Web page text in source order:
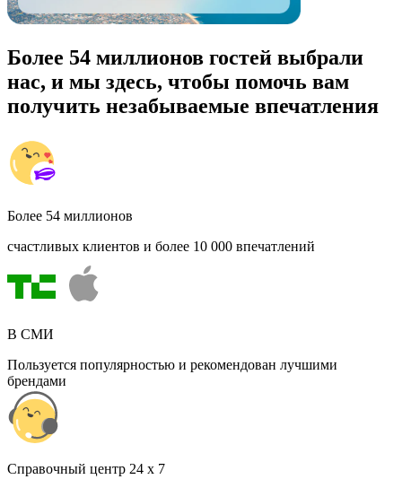
Более 54 миллионов гостей выбрали
нас, и мы здесь, чтобы помочь вам
получить незабываемые впечатления
Более 54 миллионов
счастливых клиентов и более 10 000 впечатлений
В СМИ
Пользуется популярностью и рекомендован лучшими
брендами
Cправочный центр 24 x 7